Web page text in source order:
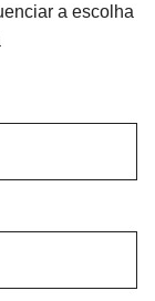
a escolha